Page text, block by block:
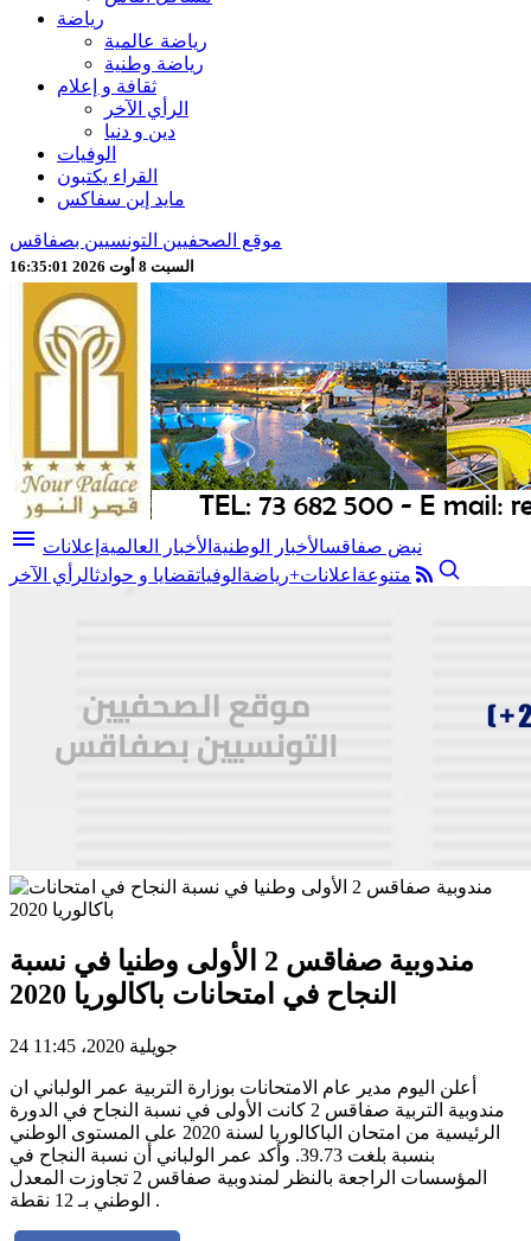
رياضة
رياضة عالمية
رياضة وطنية
ثقافة و إعلام
الرأي الآخر
دين و دنيا
الوفيات
القراء يكتبون
مايد إين سفاكس
موقع الصحفيين التونسيين بصفاقس
السبت 8 أوت 2026 16:35:03
menu نبض صفاقسالأخبار الوطنية الأخبار العالمية إعلانات
متنوعة اعلانات+رياضة الوفياتقضايا و حوادثالرأي الآخر
مندوبية صفاقس 2 الأولى وطنيا في نسبة
النجاح في امتحانات باكالوريا 2020
24 جويلية 2020، 11:45
أعلن اليوم مدير عام الامتحانات بوزارة التربية عمر الولباني ان
مندوبية التربية صفاقس 2 كانت الأولى في نسبة النجاح في الدورة
الرئيسية من امتحان الباكالوريا لسنة 2020 على المستوى الوطني
بنسبة بلغت 39.73. وأكد عمر الولباني أن نسبة النجاح في
المؤسسات الراجعة بالنظر لمندوبية صفاقس 2 تجاوزت المعدل
الوطني بـ 12 نقطة .